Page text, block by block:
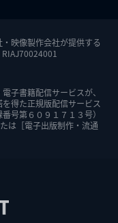
映像製作会社が提供する
子書籍配信サービスが、
得た正規版配信サービス
号第６０９１７１３号）
は［電子出版制作・流通